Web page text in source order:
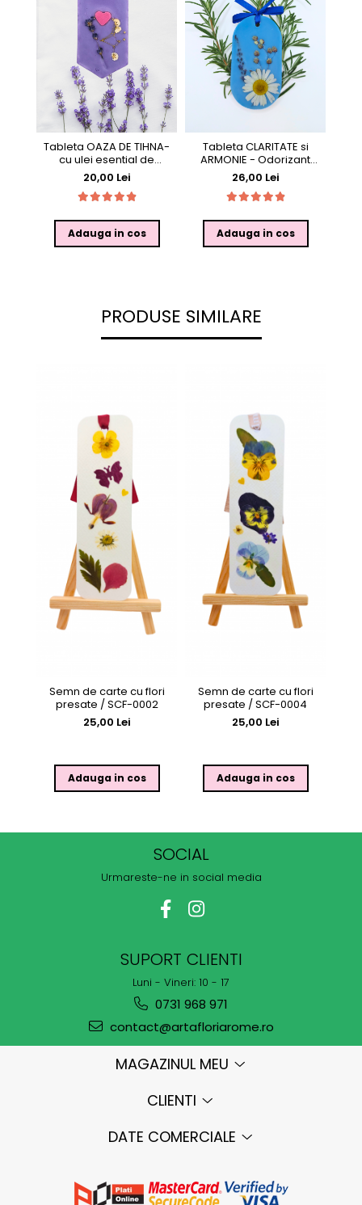
Tableta OAZA DE TIHNA-
cu ulei esential de
Lavanda si decor botanic,
25g, in punga
20,00 Lei
Adauga in cos
Tableta CLARITATE si
ARMONIE - Odorizant
dulap cu ulei esential de
Rozmarin si Lavanda, 25g,
in cutie
26,00 Lei
Adauga in cos
PRODUSE SIMILARE
Semn de carte cu flori
presate / SCF-0002
25,00 Lei
Adauga in cos
Semn de carte cu flori
presate / SCF-0004
25,00 Lei
Adauga in cos
SOCIAL
Urmareste-ne in social media
SUPORT CLIENTI
Luni - Vineri: 10 - 17
0731 968 971
contact@artafloriarome.ro
MAGAZINUL MEU
CLIENTI
DATE COMERCIALE